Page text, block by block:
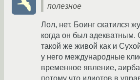
полезное
Лол, нет. Боинг скатился
когда он был адекватным.
такой же живой как и
у него международные
временное явление,
потому что идиотов в